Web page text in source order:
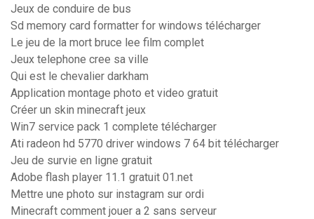
Jeux de conduire de bus
Sd memory card formatter for windows télécharger
Le jeu de la mort bruce lee film complet
Jeux telephone cree sa ville
Qui est le chevalier darkham
Application montage photo et video gratuit
Créer un skin minecraft jeux
Win7 service pack 1 complete télécharger
Ati radeon hd 5770 driver windows 7 64 bit télécharger
Jeu de survie en ligne gratuit
Adobe flash player 11.1 gratuit 01.net
Mettre une photo sur instagram sur ordi
Minecraft comment jouer a 2 sans serveur